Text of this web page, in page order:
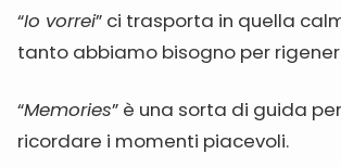
“Io vorrei” ci trasporta in quella
tanto abbiamo bisogno per
“Memories” è una sorta di guida
ricordare i momenti piacevoli.